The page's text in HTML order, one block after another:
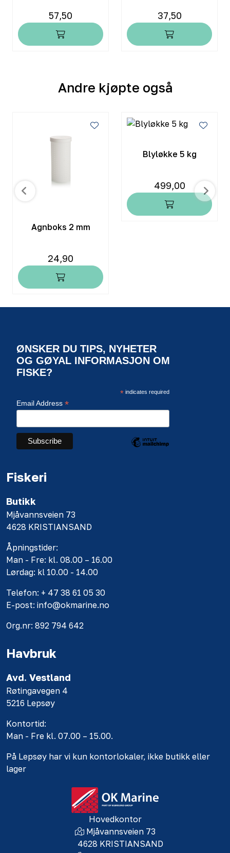
57,50 37,50
Andre kjøpte også
Agnboks 2 mm
24,90
Blyløkke 5 kg
499,00
ØNSKER DU TIPS, NYHETER
OG GØYAL INFORMASJON OM
FISKE?
*indicates required
Email Address *
Fiskeri
Butikk
Mjåvannsveien 73
4628 KRISTIANSAND
Åpningstider:
Man - Fre: kl. 08.00 – 16.00
Lørdag: kl 10.00 - 14.00
Telefon: + 47 38 61 05 30
E-post: info@okmarine.no
Org.nr: 892 794 642
Havbruk
Avd. Vestland
Røtingavegen 4
5216 Lepsøy
Kontortid:
Man - Fre kl. 07.00 – 15.00.
På Lepsøy har vi kun kontorlokaler, ikke butikk eller
lager
Hovedkontor
Mjåvannsveien 73
4628 KRISTIANSAND